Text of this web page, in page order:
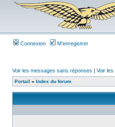
Connexion M’enregistrer
Voir les messages sans réponses | Voir
Portail » Index du forum